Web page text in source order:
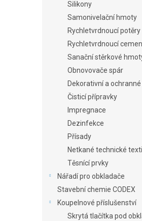
Silikony
Samonivelační hmoty
Rychletvrdnoucí potěry
Rychletvrdnoucí
Sanační stěrkové
Obnovovače spár
Dekorativní a
Čisticí přípravky
Impregnace
Dezinfekce
Přísady
Netkané technické
Těsnící prvky
Nářadí pro obkladače
Stavební chemie CODEX
Koupelnové příslušenství
Skrytá tlačítka pod